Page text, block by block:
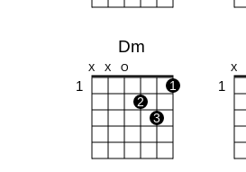
Dm
X X O
1
1
2
3
X
1